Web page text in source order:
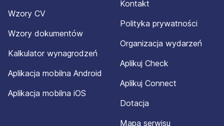
Wzory CV
Wzory dokumentów
Kalkulator wynagrodzeń
Aplikacja mobilna Android
Aplikacja mobilna iOS
Kontakt
Polityka prywatności
Organizacja wydarzeń
Aplikuj Check
Aplikuj Connect
Dotacja
Mapa serwisu